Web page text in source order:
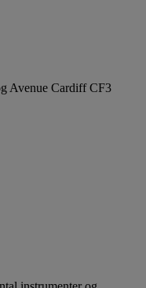
Avenue Cardiff CF3